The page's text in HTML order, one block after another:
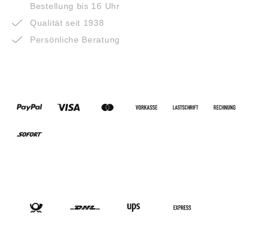
Bestellung bis 16 Uhr
Qualität seit 1938
Persönliche Beratung